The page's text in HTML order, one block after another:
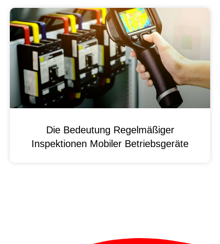
Die Bedeutung Regelmäßiger
Inspektionen Mobiler Betriebsgeräte